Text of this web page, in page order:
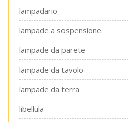
lampadario
lampade a sospensione
lampade da parete
lampade da tavolo
lampade da terra
libellula